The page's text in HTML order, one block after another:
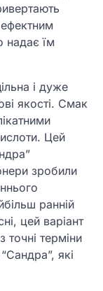
надає їм
і дуже
якості. Смак
Цей
зробили
ранній
цей варіант
точні терміни
які